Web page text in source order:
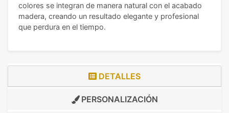
colores se integran de manera natural con el acabado
madera, creando un resultado elegante y profesional
que perdura en el tiempo.
DETALLES
PERSONALIZACIÓN